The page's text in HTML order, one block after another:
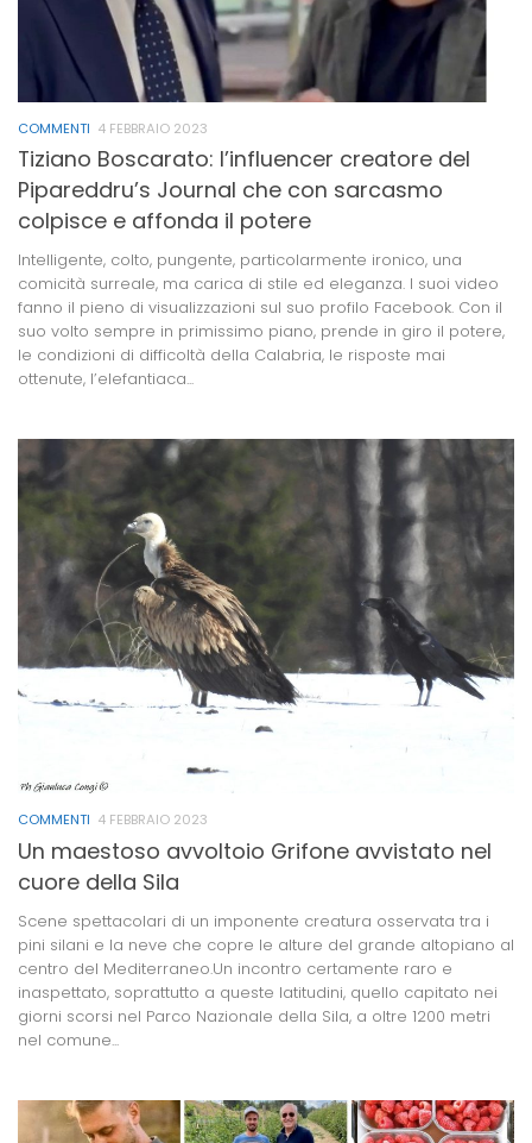
COMMENTI 4 FEBBRAIO 2023
Tiziano Boscarato: l’influencer creatore del
Pipareddru’s Journal che con sarcasmo
colpisce e affonda il potere
Intelligente, colto, pungente, particolarmente ironico, una
comicità surreale, ma carica di stile ed eleganza. I suoi video
fanno il pieno di visualizzazioni sul suo profilo Facebook. Con il
suo volto sempre in primissimo piano, prende in giro il potere,
le condizioni di difficoltà della Calabria, le risposte mai
ottenute, l’elefantiaca...
COMMENTI 4 FEBBRAIO 2023
Un maestoso avvoltoio Grifone avvistato nel
cuore della Sila
Scene spettacolari di un imponente creatura osservata tra i
pini silani e la neve che copre le alture del grande altopiano al
centro del Mediterraneo.Un incontro certamente raro e
inaspettato, soprattutto a queste latitudini, quello capitato nei
giorni scorsi nel Parco Nazionale della Sila, a oltre 1200 metri
nel comune...